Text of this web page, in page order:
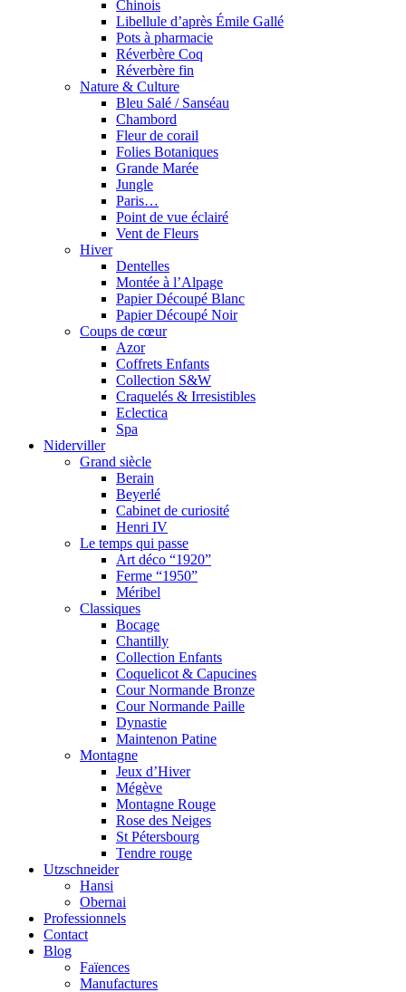
Chinois
Libellule d’après Émile Gallé
Pots à pharmacie
Réverbère Coq
Réverbère fin
Nature & Culture
Bleu Salé / Sanséau
Chambord
Fleur de corail
Folies Botaniques
Grande Marée
Jungle
Paris…
Point de vue éclairé
Vent de Fleurs
Hiver
Dentelles
Montée à l’Alpage
Papier Découpé Blanc
Papier Découpé Noir
Coups de cœur
Azor
Coffrets Enfants
Collection S&W
Craquelés & Irresistibles
Eclectica
Spa
Niderviller
Grand siècle
Berain
Beyerlé
Cabinet de curiosité
Henri IV
Le temps qui passe
Art déco “1920”
Ferme “1950”
Méribel
Classiques
Bocage
Chantilly
Collection Enfants
Coquelicot & Capucines
Cour Normande Bronze
Cour Normande Paille
Dynastie
Maintenon Patine
Montagne
Jeux d’Hiver
Mégève
Montagne Rouge
Rose des Neiges
St Pétersbourg
Tendre rouge
Utzschneider
Hansi
Obernai
Professionnels
Contact
Blog
Faïences
Manufactures